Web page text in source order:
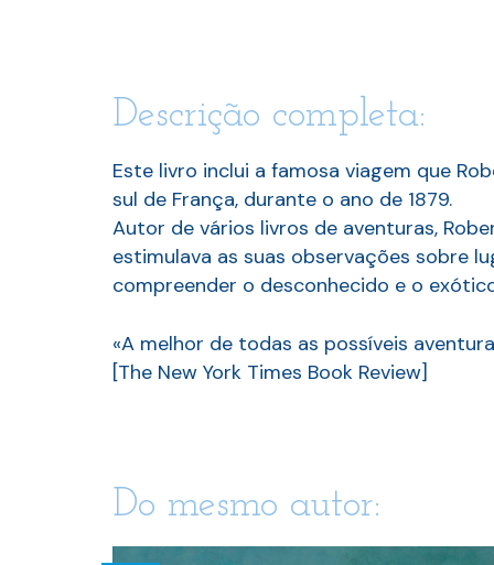
Descrição completa:
Este livro inclui a famosa viagem que
sul de França, durante o ano de 1879.
Autor de vários livros de aventuras,
estimulava as suas observações sobre
compreender o desconhecido e o
«A melhor de todas as possíveis
[The New York Times Book Review]
Do mesmo autor: